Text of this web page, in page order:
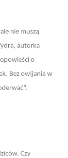
nie muszą
autorka
o
Bez owijania w
Czy